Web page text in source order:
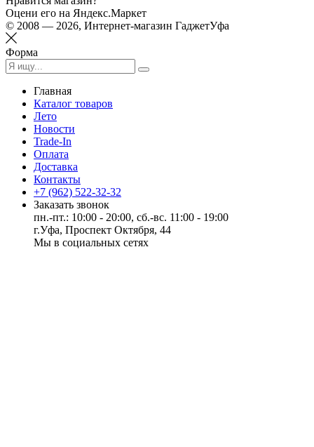
Оцени его на Яндекс.Маркет
© 2008 — 2026, Интернет-магазин ГаджетУфа
Форма
Главная
Каталог товаров
Лето
Новости
Trade-In
Оплата
Доставка
Контакты
+7 (962) 522-32-32
Заказать звонок
пн.-пт.: 10:00 - 20:00, сб.-вс. 11:00 - 19:00
г.Уфа, Проспект Октября, 44
Мы в социальных сетях